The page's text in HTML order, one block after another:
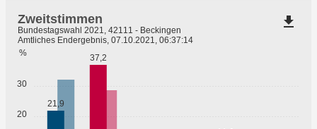
20
30
%
21,9
37,2
Zweitstimmen
Bundestagswahl 2021, 42111 - Beckingen
Amtliches Endergebnis, 07.10.2021, 06:37:14
file_download